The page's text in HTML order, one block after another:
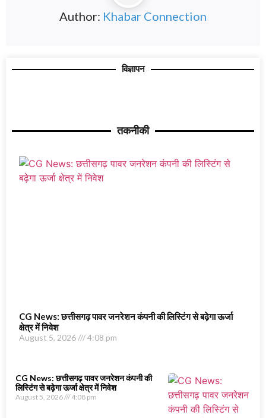
Author: Khabar Connection
विज्ञापन
तकनीकी
CG News: छत्तीसगढ़ पावर जनरेशन कंपनी की लिस्टिंग से बढ़ेगा ऊर्जा
क्षेत्र में निवेश
August 5, 2026 4:08 pm
CG News: छत्तीसगढ़ पावर जनरेशन कंपनी की
लिस्टिंग से बढ़ेगा ऊर्जा क्षेत्र में निवेश
August 5, 2026 4:08 pm